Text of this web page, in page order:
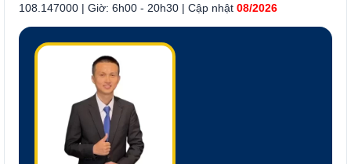
108.147000 | Giờ: 6h00 - 20h30 | Cập nhật 08/2026